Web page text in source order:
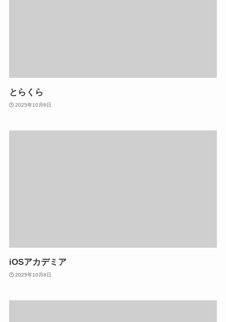
とらくら
2025年10月6日
iOSアカデミア
2025年10月6日